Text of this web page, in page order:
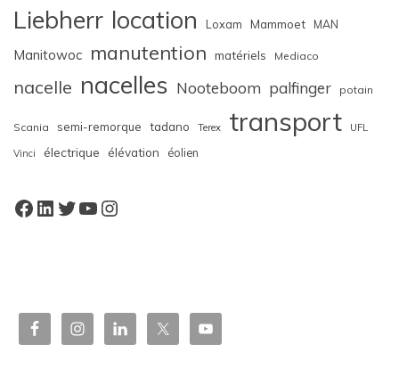
Liebherr location Loxam Mammoet MAN
Manitowoc manutention matériels Mediaco
nacelle nacelles Nooteboom palfinger potain
Scania semi-remorque tadano Terex transport UFL
Vinci électrique élévation éolien
Facebook
LinkedIn
Twitter
YouTube
Instagram